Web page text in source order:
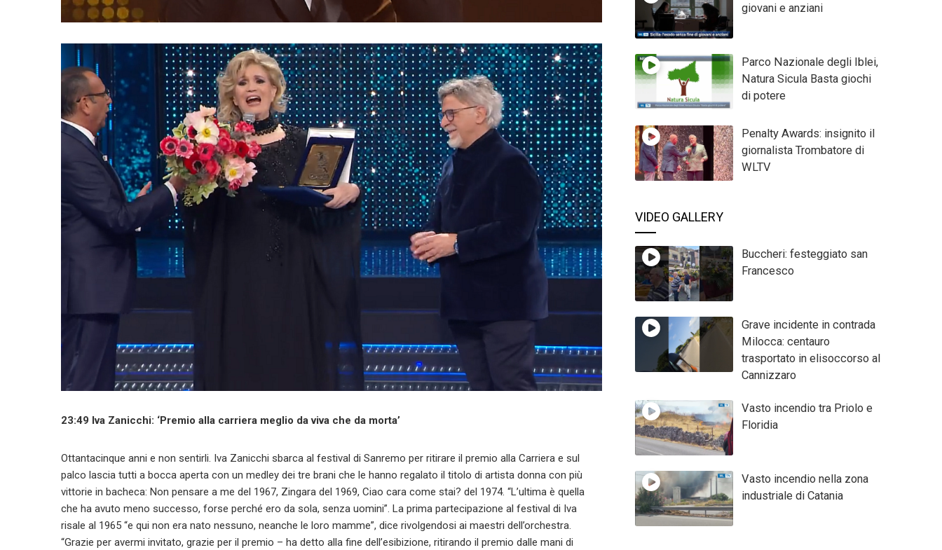
23:49 Iva Zanicchi: ‘Premio alla carriera meglio da viva che da morta’
Ottantacinque anni e non sentirli. Iva Zanicchi sbarca al festival di Sanremo per ritirare il premio alla Carriera e sul
palco lascia tutti a bocca aperta con un medley dei tre brani che le hanno regalato il titolo di artista donna con più
vittorie in bacheca: Non pensare a me del 1967, Zingara del 1969, Ciao cara come stai? del 1974. “L’ultima è quella
che ha avuto meno successo, forse perché ero da sola, senza uomini”. La prima partecipazione al festival di Iva
risale al 1965 “e qui non era nato nessuno, neanche le loro mamme”, dice rivolgendosi ai maestri dell’orchestra.
“Grazie per avermi invitato, grazie per il premio – ha detto alla fine dell’esibizione, ritirando il premio dalle mani di
giovani e anziani
Parco Nazionale degli Iblei,
Natura Sicula Basta giochi
di potere
Penalty Awards: insignito il
giornalista Trombatore di
WLTV
VIDEO GALLERY
Buccheri: festeggiato san
Francesco
Grave incidente in contrada
Milocca: centauro
trasportato in elisoccorso al
Cannizzaro
Vasto incendio tra Priolo e
Floridia
Vasto incendio nella zona
industriale di Catania